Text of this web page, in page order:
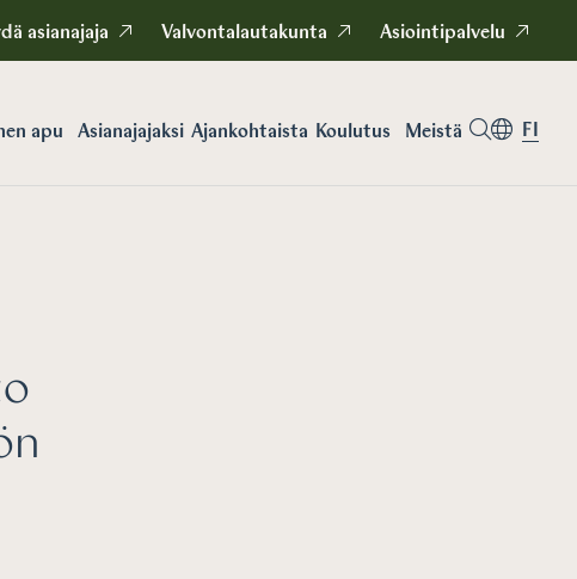
asianajaja Valvontalautakunta Asiointipalvelu
apu Asianajajaksi Ajankohtaista Koulutus Meistä FI